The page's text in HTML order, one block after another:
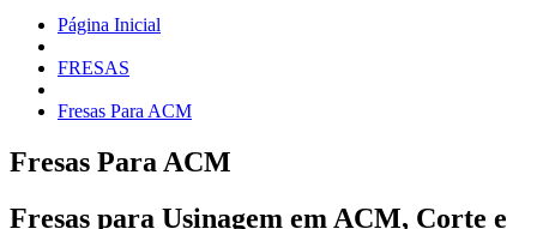
Página Inicial
FRESAS
Fresas Para ACM
Fresas Para ACM
Fresas para Usinagem em ACM, Corte e